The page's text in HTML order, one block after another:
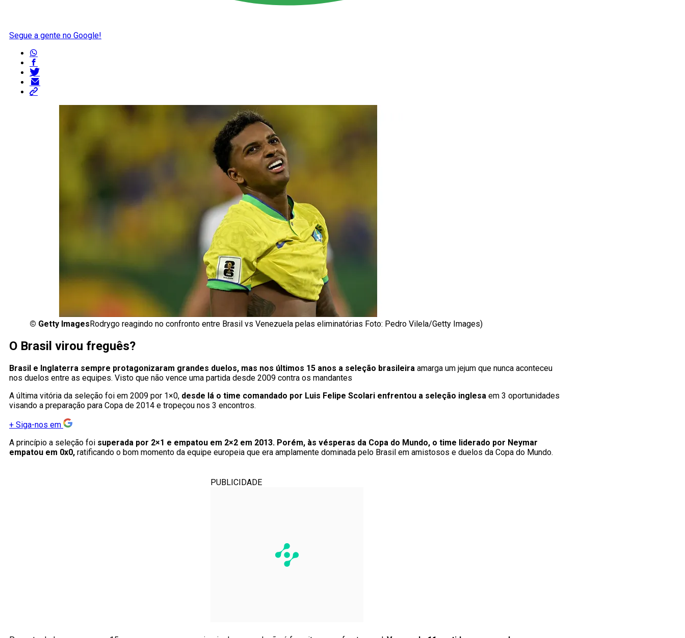
Segue a gente no Google!
© Getty Images Rodrygo reagindo no confronto entre Brasil vs Venezuela pelas eliminatórias Foto: Pedro Vilela/Getty Images)
O Brasil virou freguês?
Brasil e Inglaterra sempre protagonizaram grandes duelos, mas nos últimos 15 anos a seleção brasileira amarga um jejum que nunca aconteceu
nos duelos entre as equipes. Visto que não vence uma partida desde 2009 contra os mandantes
A última vitória da seleção foi em 2009 por 1×0, desde lá o time comandado por Luis Felipe Scolari enfrentou a seleção inglesa em 3 oportunidades
visando a preparação para Copa de 2014 e tropeçou nos 3 encontros.
+ Siga-nos em
A princípio a seleção foi superada por 2×1 e empatou em 2×2 em 2013. Porém, às vésperas da Copa do Mundo, o time liderado por Neymar
empatou em 0x0, ratificando o bom momento da equipe europeia que era amplamente dominada pelo Brasil em amistosos e duelos da Copa do Mundo.
PUBLICIDADE